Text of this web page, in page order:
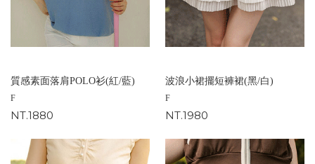
質感素面落肩POLO衫(紅/藍)
F
NT.1880
波浪小裙擺短褲裙(黑/白)
F
NT.1980